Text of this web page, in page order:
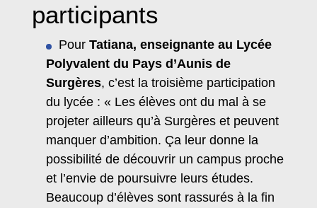
participants
Pour Tatiana, enseignante au Lycée
Polyvalent du Pays d’Aunis de
Surgères, c’est la troisième participation
du lycée : « Les élèves ont du mal à se
projeter ailleurs qu’à Surgères et peuvent
manquer d’ambition. Ça leur donne la
possibilité de découvrir un campus proche
et l’envie de poursuivre leurs études.
Beaucoup d’élèves sont rassurés à la fin